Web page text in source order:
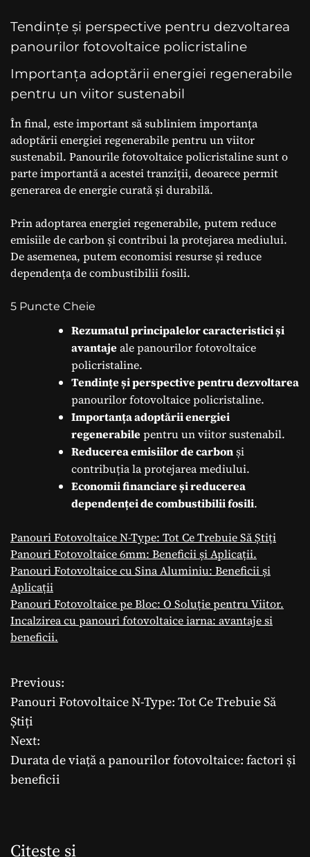
Tendințe și perspective pentru dezvoltarea
panourilor fotovoltaice policristaline
Importanța adoptării energiei regenerabile
pentru un viitor sustenabil
În final, este important să subliniem importanța
adoptării energiei regenerabile pentru un viitor
sustenabil. Panourile fotovoltaice policristaline sunt o
parte importantă a acestei tranziții, deoarece permit
generarea de energie curată și durabilă.
Prin adoptarea energiei regenerabile, putem reduce
emisiile de carbon și contribui la protejarea mediului.
De asemenea, putem economisi resurse și reduce
dependența de combustibilii fosili.
5 Puncte Cheie
Rezumatul principalelor caracteristici și
avantajeale panourilor fotovoltaice
policristaline.
Tendințe și perspective pentru dezvoltarea
panourilor fotovoltaice policristaline.
Importanța adoptării energiei
regenerabilepentru un viitor sustenabil.
Reducerea emisiilor de carbonși
contribuția la protejarea mediului.
Economii financiare și reducerea
dependenței de combustibilii fosili.
Panouri Fotovoltaice N-Type: Tot Ce Trebuie Să Știți
Panouri Fotovoltaice 6mm: Beneficii și Aplicații.
Panouri Fotovoltaice cu Sina Aluminiu: Beneficii și
Aplicații
Panouri Fotovoltaice pe Bloc: O Soluție pentru Viitor.
Incalzirea cu panouri fotovoltaice iarna: avantaje si
beneficii.
N
a
v
i
Previous:
Panouri Fotovoltaice N-Type: Tot Ce Trebuie Să
Știți
Next:
Durata de viață a panourilor fotovoltaice: factori și
beneficii
Citeste si